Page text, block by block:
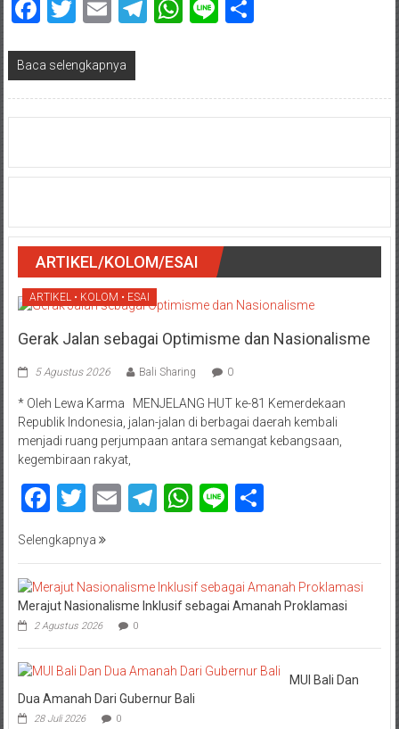
Facebook
Twitter
EmailTelegram
WhatsApp
LineShare
Baca selengkapnya
ARTIKEL/KOLOM/ESAI
ARTIKEL • KOLOM • ESAI
Gerak Jalan sebagai Optimisme dan Nasionalisme
5 Agustus 2026 Bali Sharing 0
* Oleh Lewa Karma MENJELANG HUT ke-81 Kemerdekaan
Republik Indonesia, jalan-jalan di berbagai daerah kembali
menjadi ruang perjumpaan antara semangat kebangsaan,
kegembiraan rakyat,
Facebook
Twitter
EmailTelegram
WhatsApp
LineShare
Selengkapnya
Merajut Nasionalisme Inklusif sebagai Amanah Proklamasi
2 Agustus 2026 0
MUI Bali Dan
Dua Amanah Dari Gubernur Bali
28 Juli 2026 0